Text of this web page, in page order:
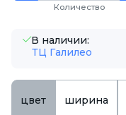
Количество
В наличии:
ТЦ Галилео
цвет ширина